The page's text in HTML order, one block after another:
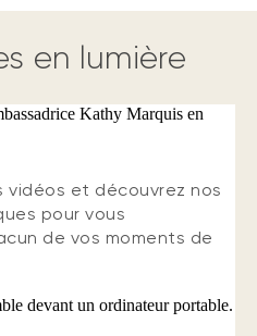
en lumière
vidéos et découvrez nos
pour vous
de vos moments de